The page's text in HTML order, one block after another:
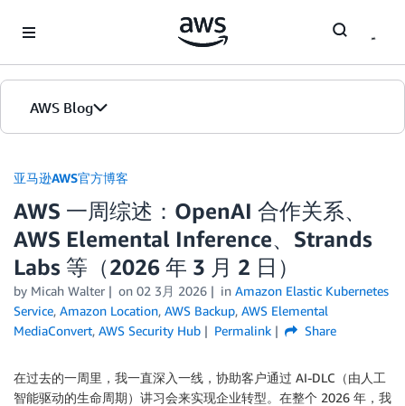
AWS Blog
首页
版本
亚马逊AWS官方博客
AWS 一周综述：OpenAI 合作关系、
AWS Elemental Inference、Strands
Labs 等（2026 年 3 月 2 日）
by Micah Walter on 02 3月 2026 in Amazon Elastic Kubernetes
Service, Amazon Location, AWS Backup, AWS Elemental
MediaConvert, AWS Security Hub Permalink Share
在过去的一周里，我一直深入一线，协助客户通过 AI-DLC（由人工
智能驱动的生命周期）讲习会来实现企业转型。在整个 2026 年，我